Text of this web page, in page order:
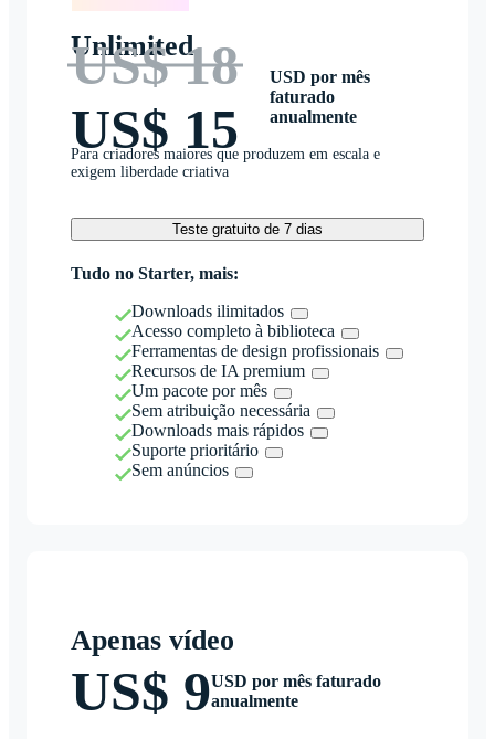
Unlimited
US$ 18
US$ 15
USD por mês
faturado
anualmente
Para criadores maiores que produzem em escala e
exigem liberdade criativa
Teste gratuito de 7 dias
Tudo no Starter, mais:
Downloads ilimitados
Acesso completo à biblioteca
Ferramentas de design profissionais
Recursos de IA premium
Um pacote por mês
Sem atribuição necessária
Downloads mais rápidos
Suporte prioritário
Sem anúncios
Apenas vídeo
US$ 9USD por mês faturado
anualmente